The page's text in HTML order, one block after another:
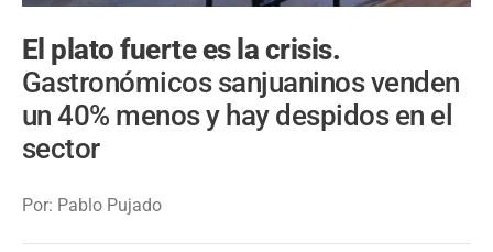
El plato fuerte es la crisis.
Gastronómicos sanjuaninos venden
un 40% menos y hay despidos en el
sector
Por: Pablo Pujado